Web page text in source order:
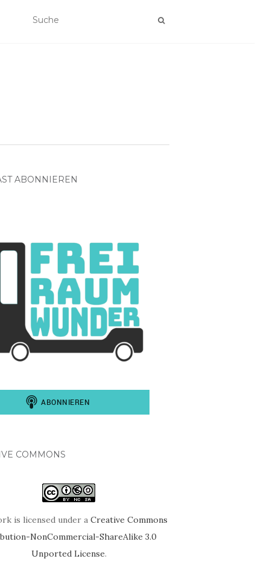
ABONNIEREN
COMMONS
is licensed under aCreative Commons
NonCommercial-ShareAlike 3.0
Unported License.